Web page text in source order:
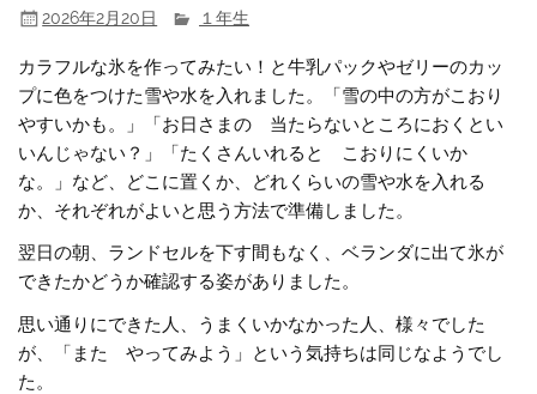
2026年2月20日 １年生
カラフルな氷を作ってみたい！と牛乳パックやゼリーのカッ
プに色をつけた雪や水を入れました。「雪の中の方がこおり
やすいかも。」「お日さまの 当たらないところにおくとい
いんじゃない？」「たくさんいれると こおりにくいか
な。」など、どこに置くか、どれくらいの雪や水を入れる
か、それぞれがよいと思う方法で準備しました。
翌日の朝、ランドセルを下す間もなく、ベランダに出て氷が
できたかどうか確認する姿がありました。
思い通りにできた人、うまくいかなかった人、様々でした
が、「また やってみよう」という気持ちは同じなようでし
た。